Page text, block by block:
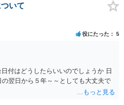
での訴訟では測りにくいのではないで
いて
役にたった 5
付はどうしたらいいのでしょうか 日
翌日から５年～～としても大丈夫で